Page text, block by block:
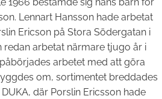
Lennart Hansson hade arbetat
Ericson på Stora Södergatan i
redan arbetat närmare tjugo år i
arbetet med att göra
om, sortimentet breddades
där Porslin Ericsson hade